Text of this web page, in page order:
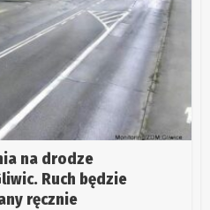
na drodze
Ruch będzie
ręcznie